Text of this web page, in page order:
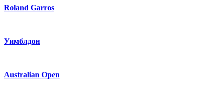
Roland Garros
Уимблдон
Australian Open